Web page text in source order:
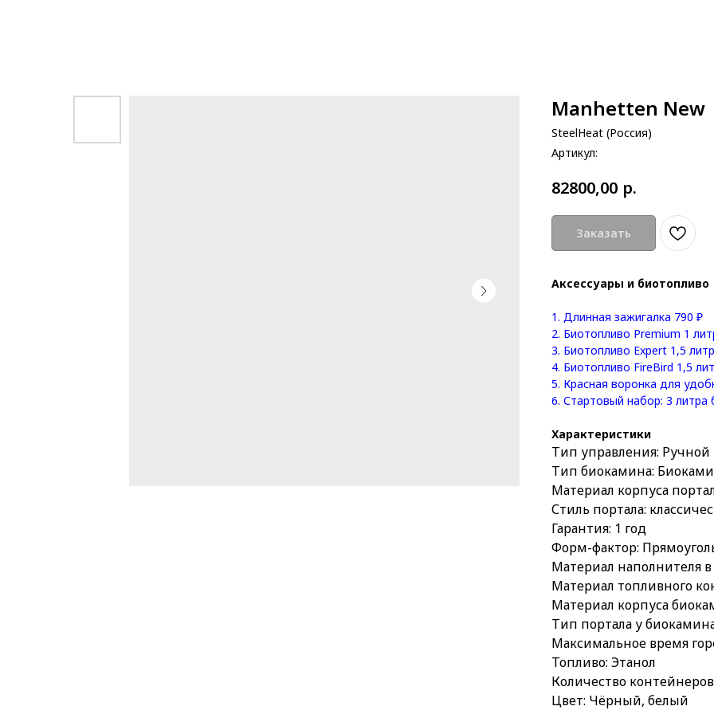
Manhetten New
SteelHeat (Россия)
Артикул:
82800,00 р.
Заказать
Аксессуары и биотопливо
1. Длинная зажигалка 790 ₽
2. Биотопливо Premium 1
3. Биотопливо Expert 1,5
4. Биотопливо FireBird 1,5
5. Красная воронка для
6. Стартовый набор: 3 литра
Характеристики
Тип управления: Ручной
Тип биокамина:
Материал корпуса
Стиль портала:
Гарантия: 1 год
Форм-фактор:
Материал наполнителя в
Материал топливного
Материал корпуса
Тип портала у
Максимальное время
Топливо: Этанол
Количество
Цвет: Чёрный, белый